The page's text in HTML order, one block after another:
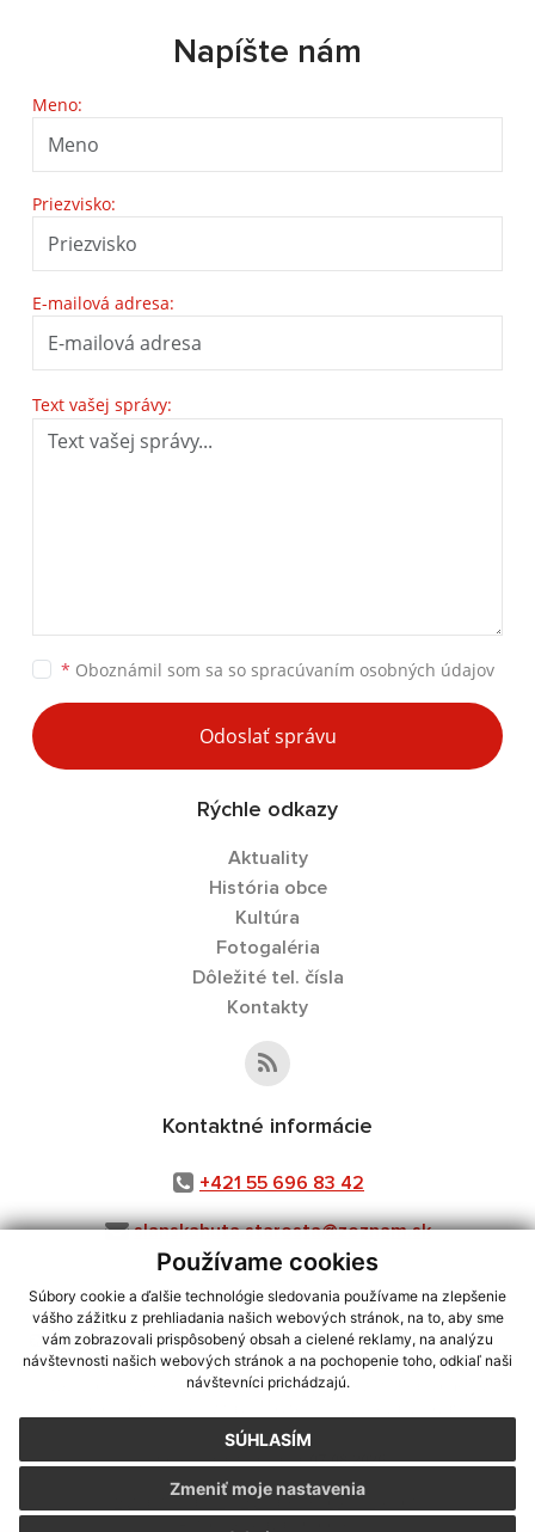
Používame cookies
Súbory cookie a ďalšie technológie sledovania používame na zlepšenie
vášho zážitku z prehliadania našich webových stránok, na to, aby sme
vám zobrazovali prispôsobený obsah a cielené reklamy, na analýzu
návštevnosti našich webových stránok a na pochopenie toho, odkiaľ naši
návštevníci prichádzajú.
SÚHLASÍM
Zmeniť moje nastavenia
Napíšte nám
Meno:
Priezvisko:
E-mailová adresa:
Text vašej správy:
* Oboznámil som sa so spracúvaním osobných údajov
Odoslať správu
Rýchle odkazy
Aktuality
História obce
Kultúra
Fotogaléria
Dôležité tel. čísla
Kontakty
Kontaktné informácie
+421 55 696 83 42
slanskahuta.starosta@zoznam.sk
využite možnosť získavania aktuálnych informácií s využitím RSS
CMS systém (redakčný) systém ECHELON 2,Mapa stránok,web portál
webex.digital, s.r.o.,domény,registrácia domény
Posledná aktualizácia:07.08.2026
Vytlačiť stránku|Vyhlásenie o prístupnosti